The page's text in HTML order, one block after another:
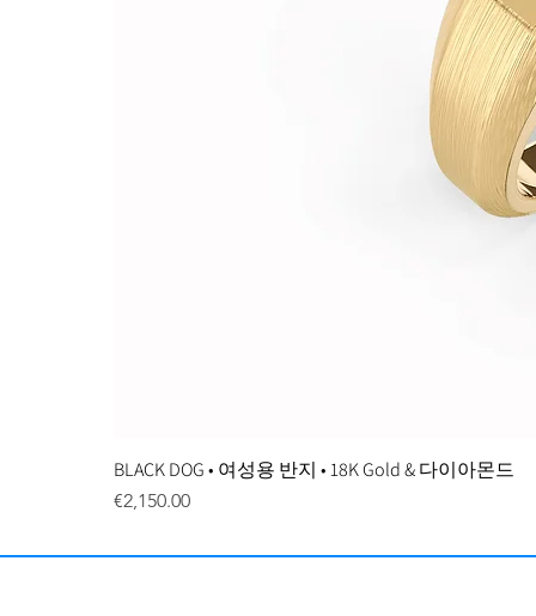
BLACK DOG • 여성용 반지 • 18K Gold & 다이아몬드
Price
€2,150.00